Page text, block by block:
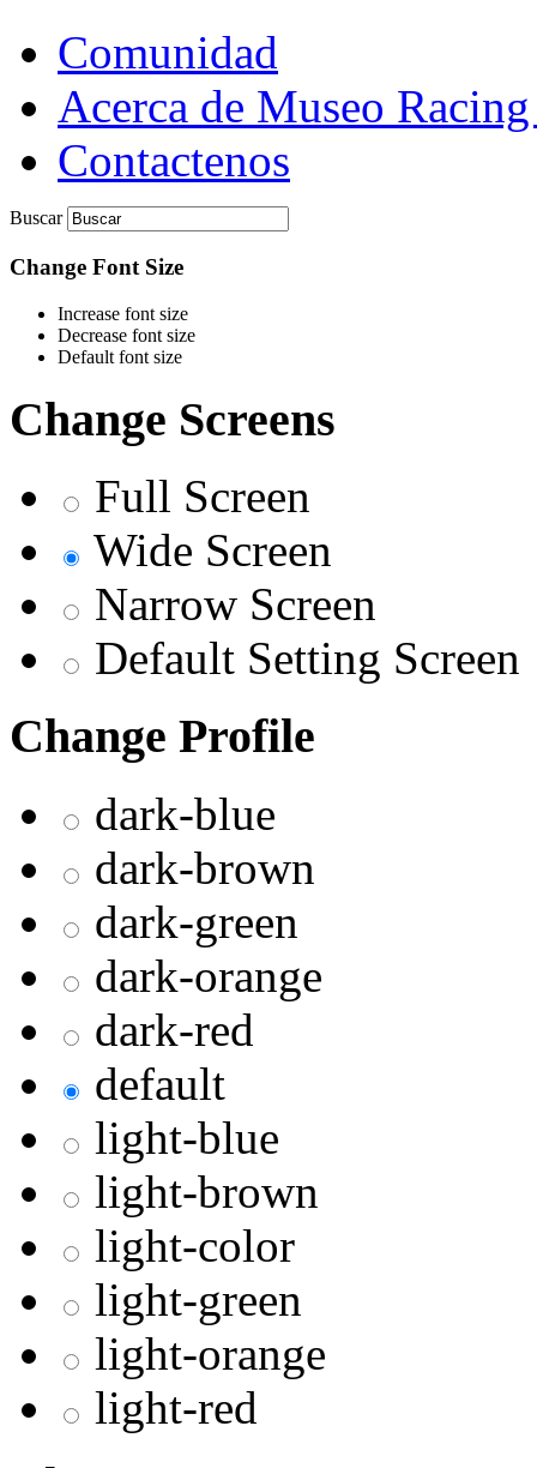
Comunidad
Acerca de Museo
Contactenos
Buscar
Change Font Size
Increase font size
Decrease font size
Default font size
Change Screens
Full Screen
Wide Screen
Narrow Screen
Default Setting Screen
Change Profile
dark-blue
dark-brown
dark-green
dark-orange
dark-red
default
light-blue
light-brown
light-color
light-green
light-orange
light-red